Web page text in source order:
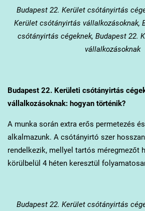
Budapest 22. Kerület csótányirtás
Kerület csótányirtás vállalkozásoknak,
csótányirtás cégeknek, Budapest 22.
vállalkozásoknak
Budapest 22. Kerületi csótányirtás
vállalkozásoknak: hogyan történik?
A munka során extra erős permetezés
alkalmazunk. A csótányirtó szer
rendelkezik, mellyel tartós méregmezőt
körülbelül 4 héten keresztül
Budapest 22. Kerület csótányirtás